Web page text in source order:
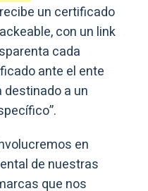
un certificado
con un link
cada
ante el ente
destinado a un
en
de nuestras
que nos